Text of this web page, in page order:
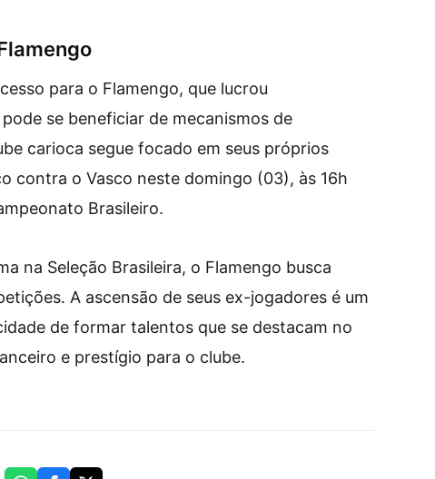
para o Flamengo, que lucrou
se beneficiar de mecanismos de
carioca segue focado em seus próprios
contra o Vasco neste domingo (03), às 16h
Brasileiro.
na Seleção Brasileira, o Flamengo busca
A ascensão de seus ex-jogadores é um
de formar talentos que se destacam no
e prestígio para o clube.